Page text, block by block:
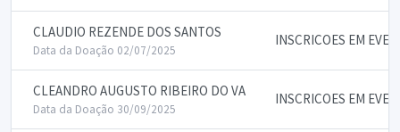
CLAUDIO REZENDE DOS SANTOS
Data da Doação 02/07/2025
INSCRICOES EM
CLEANDRO AUGUSTO RIBEIRO DO VA
Data da Doação 30/09/2025
INSCRICOES EM